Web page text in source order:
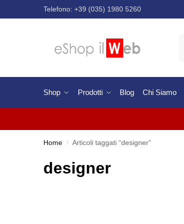
Telefono: +39 (035) 1980 5260
Shop Prodotti Blog Chi Siamo
Home / Articoli taggati “designer”
designer